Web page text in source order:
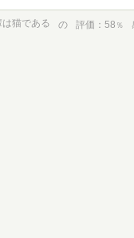
は猫である の 評価 58 ％